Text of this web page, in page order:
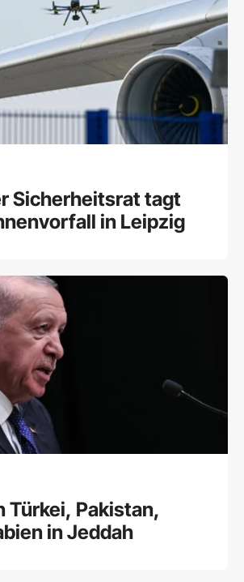
Sicherheitsrat tagt
in Leipzig
Türkei, Pakistan,
in Jeddah